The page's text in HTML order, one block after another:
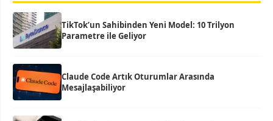
TikTok’un Sahibinden Yeni Model: 10 Trilyon
Parametre ile Geliyor
Claude Code Artık Oturumlar Arasında
Mesajlaşabiliyor